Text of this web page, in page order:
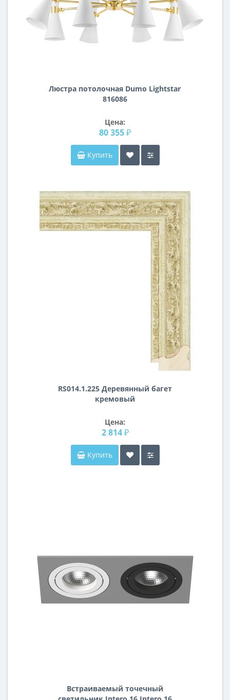
Люстра потолочная Dumo Lightstar
816086
Цена:
80 355 ₽
Купить
RS014.1.225 Деревянный багет
кремовый
Цена:
2 814 ₽
Купить
Встраиваемый точечный